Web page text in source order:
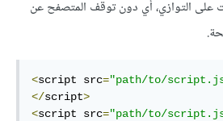
على التوازي، أي دون توقف المتصفح عن
<script src="path/to/
</script>
<script src="path/to/